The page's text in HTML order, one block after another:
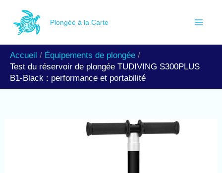
contenu
Plongée à la Carte
Accueil
Équipements de plongée
Test du réservoir de plongée TUDIVING S300PLUS
B1-Black : performance et portabilité
e
h
e
r